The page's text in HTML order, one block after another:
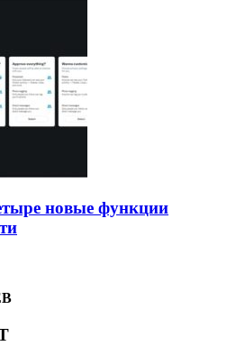
новые функции